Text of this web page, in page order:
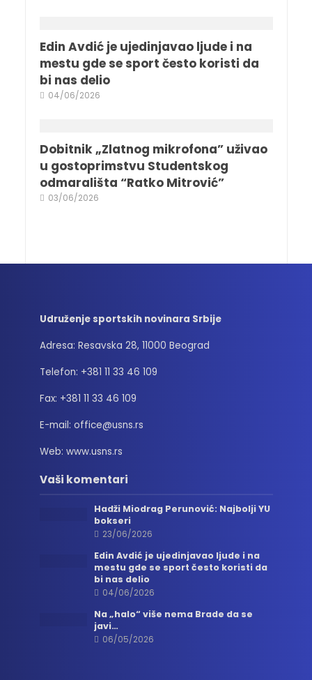
Edin Avdić je ujedinjavao ljude i na
mestu gde se sport često koristi da
bi nas delio
04/06/2026
Dobitnik „Zlatnog mikrofona” uživao
u gostoprimstvu Studentskog
odmarališta “Ratko Mitrović”
03/06/2026
Udruženje sportskih novinara Srbije
Adresa: Resavska 28, 11000 Beograd
Telefon: +381 11 33 46 109
Fax: +381 11 33 46 109
E-mail: office@usns.rs
Web: www.usns.rs
Vaši komentari
Hadži Miodrag Perunović: Najbolji YU
bokseri
23/06/2026
Edin Avdić je ujedinjavao ljude i na
mestu gde se sport često koristi da
bi nas delio
04/06/2026
Na „halo“ više nema Brade da se
javi…
06/05/2026